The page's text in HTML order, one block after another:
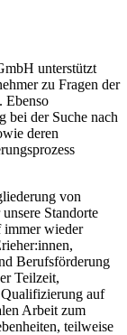
unterstützt
zu Fragen der
Ebenso
bei der Suche nach
deren
von
Standorte
wieder
Berufsförderung
Teilzeit,
auf
Arbeit zum
teilweise